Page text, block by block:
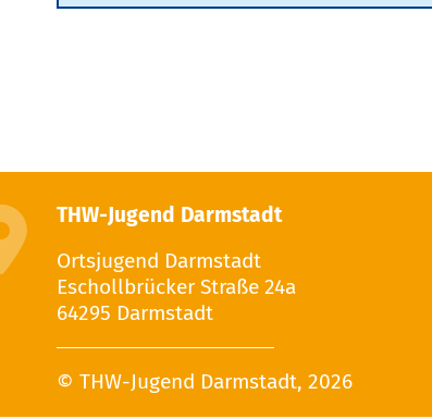
THW-Jugend Darmstadt
Ortsjugend Darmstadt
Eschollbrücker Straße 24a
64295 Darmstadt
© THW-Jugend Darmstadt, 2026